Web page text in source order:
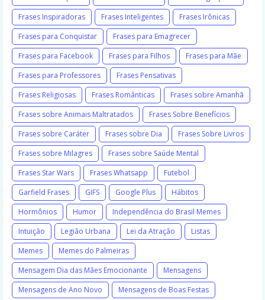
Frases Inspiradoras
Frases Inteligentes
Frases Irônicas
Frases para Conquistar
Frases para Emagrecer
Frases para Facebook
Frases para Filhos
Frases para Mãe
Frases para Professores
Frases Pensativas
Frases Religiosas
Frases Românticas
Frases sobre Amanhã
Frases sobre Animais Maltratados
Frases Sobre Benefícios
Frases sobre Caráter
Frases sobre Dia
Frases Sobre Livros
Frases sobre Milagres
Frases sobre Saúde Mental
Frases Star Wars
Frases Whatsapp
Futebol
Garfield Frases
GIFS Google Plus
Hábitos
Hormônios
Humor
Independência do Brasil Memes
Intuição
Legião Urbana Lei da Atração
Listas
Memes
Memes do Palmeiras
Mensagem Dia das Mães Emocionante
Mensagens
Mensagens de Ano Novo
Mensagens de Boas Festas